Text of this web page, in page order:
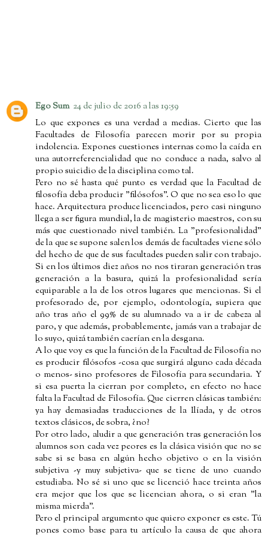
Ego Sum 24 de julio de 2016 a las 19:59
Lo que expones es una verdad a medias. Cierto que las
Facultades de Filosofía parecen morir por su propia
indolencia. Expones cuestiones internas como la caída en
una autorreferencialidad que no conduce a nada, salvo al
propio suicidio de la disciplina como tal.
Pero no sé hasta qué punto es verdad que la Facultad de
filosofía deba producir "filósofos". O que no sea eso lo que
hace. Arquitectura produce licenciados, pero casi ninguno
llega a ser figura mundial, la de magisterio maestros, con su
más que cuestionado nivel también. La "profesionalidad"
de la que se supone salen los demás de facultades viene sólo
del hecho de que de sus facultades pueden salir con trabajo.
Si en los últimos diez años no nos tiraran generación tras
generación a la basura, quizá la profesionalidad sería
equiparable a la de los otros lugares que mencionas. Si el
profesorado de, por ejemplo, odontología, supiera que
año tras año el 99% de su alumnado va a ir de cabeza al
paro, y que además, probablemente, jamás van a trabajar de
lo suyo, quizá también caerían en la desgana.
A lo que voy es que la función de la Facultad de Filosofía no
es producir filósofos -cosa que surgirá alguno cada década
o menos- sino profesores de Filosofía para secundaria. Y
si esa puerta la cierran por completo, en efecto no hace
falta la Facultad de Filosofía. Que cierren clásicas también:
ya hay demasiadas traducciones de la Ilíada, y de otros
textos clásicos, de sobra, ¿no?
Por otro lado, aludir a que generación tras generación los
alumnos son cada vez peores es la clásica visión que no se
sabe si se basa en algún hecho objetivo o en la visión
subjetiva -y muy subjetiva- que se tiene de uno cuando
estudiaba. No sé si uno que se licenció hace treinta años
era mejor que los que se licencian ahora, o si eran "la
misma mierda".
Pero el principal argumento que quiero exponer es este. Tú
pones como base para tu artículo la causa de que ahora